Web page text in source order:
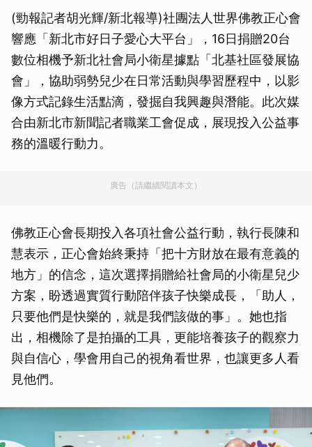
(勁報記者胡光輝/新北報導)社團法人世界佛教正心會
響應「新北市好日子愛心大平台」，16日捐贈20台
數位相機予新北社會局小衛星據點「北基社區發展協
會」，協助弱勢兒少在日常活動與學習歷程中，以影
像方式記錄生活點滴，發掘自我興趣與潛能。此次媒
合由新北市新聞記者職業工會促成，展現投入公益事
務的溫暖行動力。
廣告（請繼續閱讀本文）
佛教正心會長期投入各項社會公益行動，執行長陳和
慧表示，正心會始終秉持「把十方財放在最有意義的
地方」的信念，這次選擇捐贈給社會局的小衛星兒少
方案，盼透過實質行動陪伴孩子快樂成長，「助人，
只要他們是快樂的，就是我們該做的事」。她也指
出，相機除了是拍攝的工具，更能培養孩子的觀察力
與自信心，學會用自己的視角看世界，也讓更多人看
見他們。